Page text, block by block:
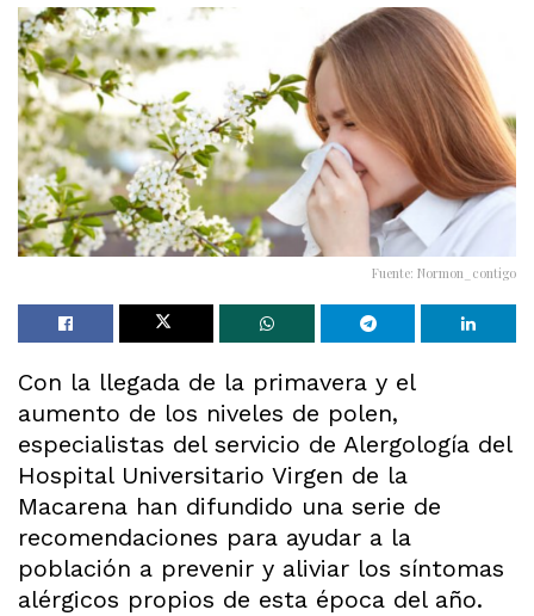
Fuente: Normon_contigo
Con la llegada de la primavera y el
aumento de los niveles de polen,
especialistas del servicio de Alergología del
Hospital Universitario Virgen de la
Macarena han difundido una serie de
recomendaciones para ayudar a la
población a prevenir y aliviar los síntomas
alérgicos propios de esta época del año.